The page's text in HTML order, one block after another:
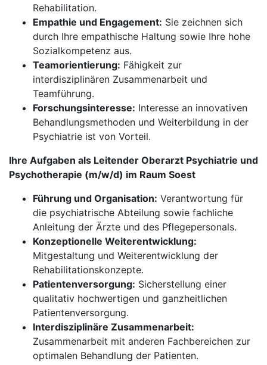
Rehabilitation.
Empathie und Engagement: Sie zeichnen sich
durch Ihre empathische Haltung sowie Ihre hohe
Sozialkompetenz aus.
Teamorientierung: Fähigkeit zur
interdisziplinären Zusammenarbeit und
Teamführung.
Forschungsinteresse: Interesse an innovativen
Behandlungsmethoden und Weiterbildung in der
Psychiatrie ist von Vorteil.
Ihre Aufgaben als Leitender Oberarzt Psychiatrie und
Psychotherapie (m/w/d) im Raum Soest
Führung und Organisation: Verantwortung für
die psychiatrische Abteilung sowie fachliche
Anleitung der Ärzte und des Pflegepersonals.
Konzeptionelle Weiterentwicklung:
Mitgestaltung und Weiterentwicklung der
Rehabilitationskonzepte.
Patientenversorgung: Sicherstellung einer
qualitativ hochwertigen und ganzheitlichen
Patientenversorgung.
Interdisziplinäre Zusammenarbeit:
Zusammenarbeit mit anderen Fachbereichen zur
optimalen Behandlung der Patienten.